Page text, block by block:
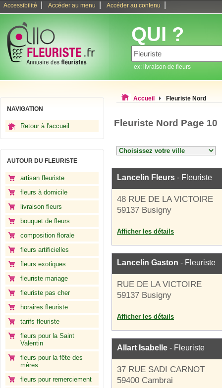
Accessibilité Accéder au menu Accéder au contenu
QUI ?
ex: livraison de fleurs
NAVIGATION
Retour à l'accueil
AUTOUR DU FLEURISTE
artisan fleuriste
fleurs à domicile
livraison fleurs
bouquet de fleurs
composition florale
fleurs artificielles
fleurs exotiques
fleuriste mariage
fleuriste pas cher
horaires fleuriste
tarifs fleuriste
fleurs pour la Saint
Valentin
fleurs pour la fête des
mères
fleurs pour remerciement
Accueil Fleuriste Nord
Fleuriste Nord Page 10
Lancelin Fleurs - Fleuriste
48 RUE DE LA VICTOIRE
59137 Busigny
Afficher les détails
Lancelin Gaston - Fleuriste
RUE DE LA VICTOIRE
59137 Busigny
Afficher les détails
Allart Isabelle - Fleuriste
37 RUE SADI CARNOT
59400 Cambrai